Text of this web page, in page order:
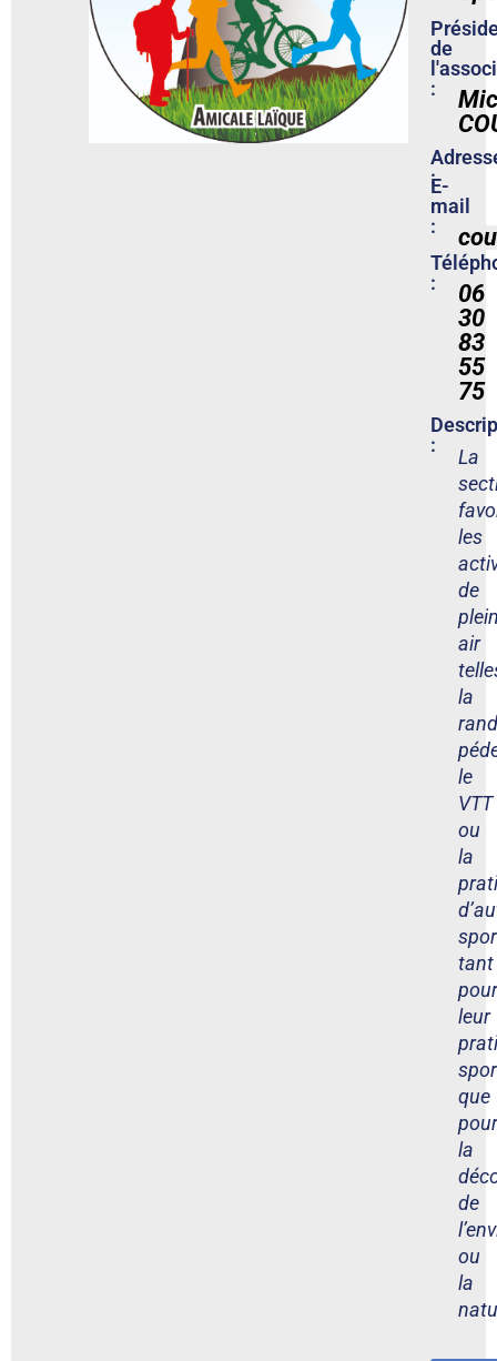
de
:
:E-
mail
:
:
06
30
83
55
75
:
La
les
de
air
la
le
VTT
ou
la
tant
pour
leur
que
pour
la
de
ou
la